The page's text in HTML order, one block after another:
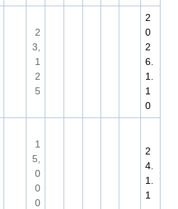
2
3,
1
2
5
2
0
2
6.
1.
1
0
1
5,
0
0
0
2
4.
1.
1